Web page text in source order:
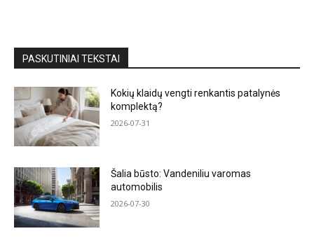
PASKUTINIAI TEKSTAI
Kokių klaidų vengti renkantis patalynės
komplektą?
2026-07-31
Šalia būsto: Vandeniliu varomas
automobilis
2026-07-30